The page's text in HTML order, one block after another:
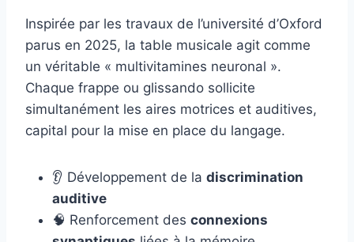
Inspirée par les travaux de l’université d’Oxford
parus en 2025, la table musicale agit comme
un véritable « multivitamines neuronal ».
Chaque frappe ou glissando sollicite
simultanément les aires motrices et auditives,
capital pour la mise en place du langage.
👂 Développement de la discrimination
auditive
🧠 Renforcement des connexions